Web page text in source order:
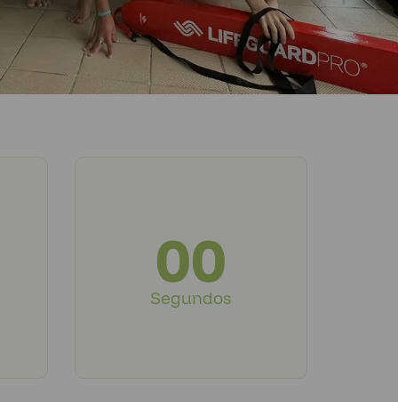
00
Segundos